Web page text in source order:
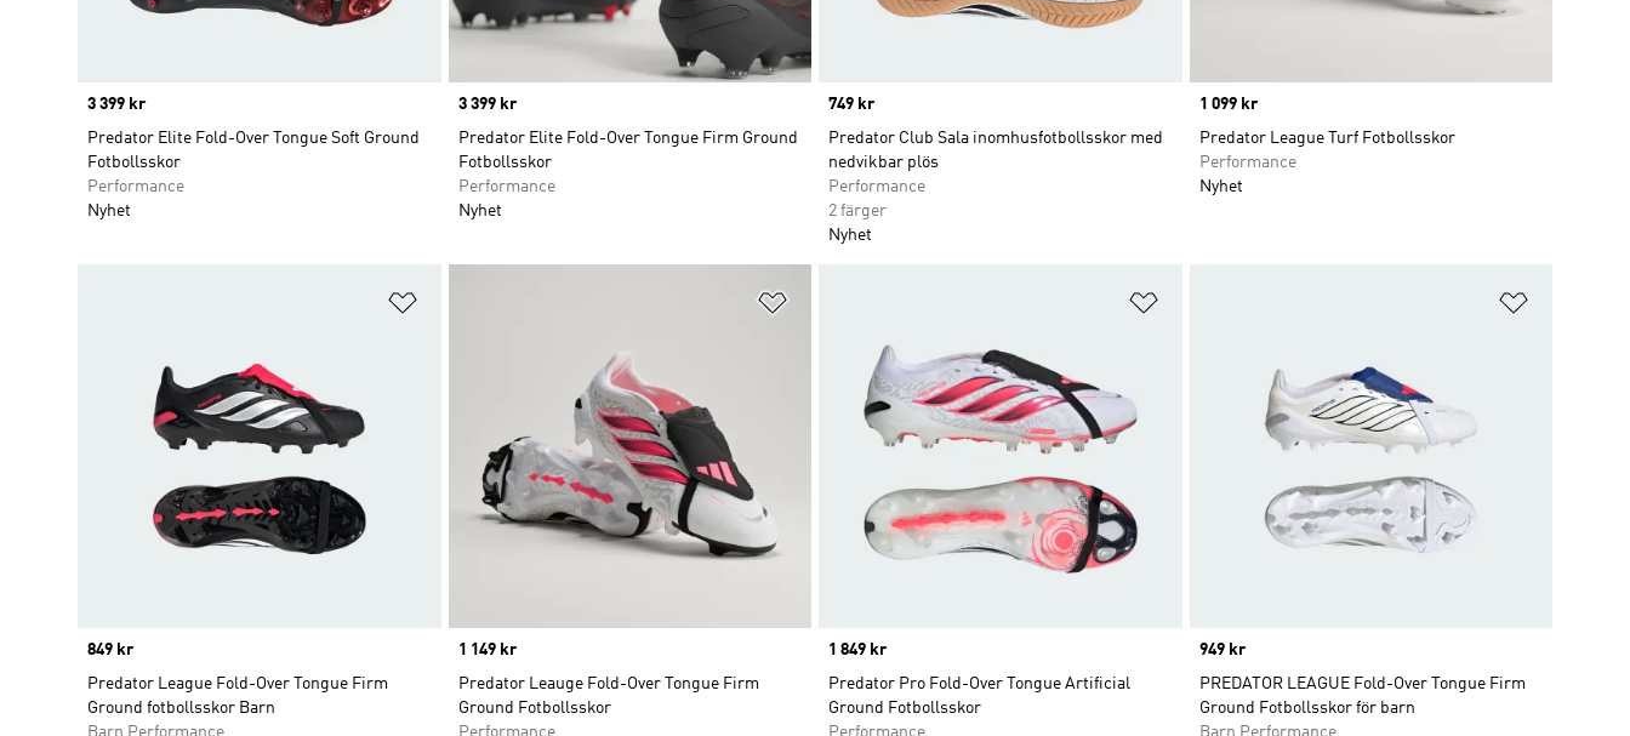
Price
3 399 kr
Predator Elite Fold-Over Tongue Soft Ground
Fotbollsskor
Performance
Nyhet
Price
3 399 kr
Predator Elite Fold-Over Tongue Firm Ground
Fotbollsskor
Performance
Nyhet
Price
749 kr
Predator Club Sala inomhusfotbollsskor med
nedvikbar plös
Performance
2 färger
Nyhet
Price
1 099 kr
Predator League Turf Fotbollsskor
Performance
Nyhet
Price
849 kr
Predator League Fold-Over Tongue Firm
Ground fotbollsskor Barn
Barn Performance
Price
1 149 kr
Predator Leauge Fold-Over Tongue Firm
Ground Fotbollsskor
Performance
Price
1 849 kr
Predator Pro Fold-Over Tongue Artificial
Ground Fotbollsskor
Performance
Price
949 kr
PREDATOR LEAGUE Fold-Over Tongue Firm
Ground Fotbollsskor för barn
Barn Performance